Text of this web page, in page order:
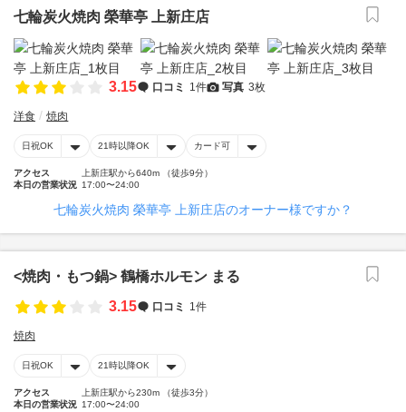
七輪炭火焼肉 榮華亭 上新庄店
3.15 口コミ 1件 写真 3枚
洋食 焼肉
日祝OK 21時以降OK カード可
アクセス
上新庄駅から640m （徒歩9分）
本日の営業状況 17:00〜24:00
七輪炭火焼肉 榮華亭 上新庄店のオーナー様ですか？
<焼肉・もつ鍋> 鶴橋ホルモン まる
3.15
口コミ 1件
焼肉
日祝OK 21時以降OK
アクセス
上新庄駅から230m （徒歩3分）
本日の営業状況 17:00〜24:00